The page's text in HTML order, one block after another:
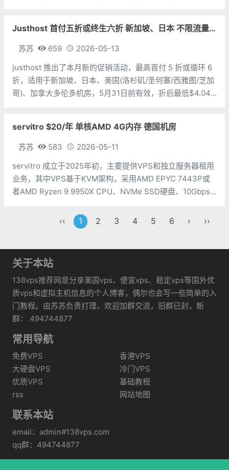
板：Direct
Justhost 首付五折或终生六折 新加坡、日本 不限流量 免费换机房
苏苏 659
2026-05-13
justhost 推出了本月新的促销活动，最高首付 5 折或循环 6
折，适用于新加坡、日本、美国(洛杉矶/圣何塞/西雅图/芝加
哥)、加拿大多伦多机房，5月31日前有效，折后最低$4.04/
servitro $20/年 单核AMD 4G内存 德国机房
苏苏 583
2026-05-11
servitro 成立于2025年初，主要提供VPS和独立服务器租用
业务，其中VPS基于KVM架构，采用AMD EPYC 7443P或
者AMD Ryzen 9 9950X CPU、NVMe SSD硬盘、10Gbps
低款年付12美元起。目前
‹‹ 1 2 3 4 5 6 › ››
关于本站
138vps推荐网是分享美国vps、便宜vps、稳定vps等国外优
质vps和虚拟主机信息的个人博客，偶尔也会写一些简单的入
门教程。由苏苏负责打理，欢迎加群交流，旧群已封，新
群： 494744877
常用导航
免费VPS
香港VPS
大硬盘VPS
冷门VPS
优质VPS
基础教程
rss
网站地图
联系本站
email：admin#138vps.com
qq群：494744877